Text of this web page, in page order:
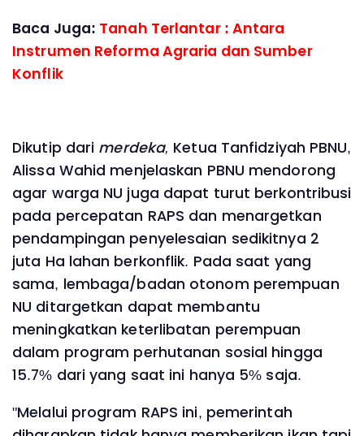
Baca Juga: Tanah Terlantar : Antara
Instrumen Reforma Agraria dan Sumber
Konflik
Dikutip dari merdeka, Ketua Tanfidziyah PBNU,
Alissa Wahid menjelaskan PBNU mendorong
agar warga NU juga dapat turut berkontribusi
pada percepatan RAPS dan menargetkan
pendampingan penyelesaian sedikitnya 2
juta Ha lahan berkonflik. Pada saat yang
sama, lembaga/badan otonom perempuan
NU ditargetkan dapat membantu
meningkatkan keterlibatan perempuan
dalam program perhutanan sosial hingga
15.7% dari yang saat ini hanya 5% saja.
"Melalui program RAPS ini, pemerintah